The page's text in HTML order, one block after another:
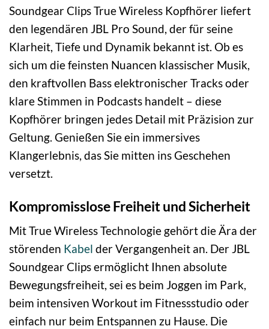
Soundgear Clips True Wireless Kopfhörer liefert
den legendären JBL Pro Sound, der für seine
Klarheit, Tiefe und Dynamik bekannt ist. Ob es
sich um die feinsten Nuancen klassischer Musik,
den kraftvollen Bass elektronischer Tracks oder
klare Stimmen in Podcasts handelt – diese
Kopfhörer bringen jedes Detail mit Präzision zur
Geltung. Genießen Sie ein immersives
Klangerlebnis, das Sie mitten ins Geschehen
versetzt.
Kompromisslose Freiheit und Sicherheit
Mit True Wireless Technologie gehört die Ära der
störenden Kabel der Vergangenheit an. Der JBL
Soundgear Clips ermöglicht Ihnen absolute
Bewegungsfreiheit, sei es beim Joggen im Park,
beim intensiven Workout im Fitnessstudio oder
einfach nur beim Entspannen zu Hause. Die